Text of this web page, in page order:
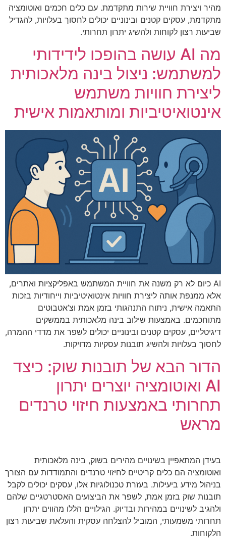
מהיר ויצירת חוויית שירות מתקדמת. עם כלים חכמים ואוטומציה
מתקדמת, עסקים קטנים ובינוניים יכולים לחסוך בעלויות, להגדיל
שביעות רצון לקוחות ולהשיג יתרון תחרותי.
מה AI עושה בהופכו לידידותי
למשתמש: ניצול בינה מלאכותית
ליצירת חוויות משתמש
אינטואיטיביות ומותאמות אישית
AI כיום לא רק משנה את חוויית המשתמש באפליקציות ואתרים,
אלא ממנפת אותה ליצירת חוויות אינטואיטיביות וייחודיות בזכות
התאמה אישית, ניתוח התנהגותי בזמן אמת וצ’אטבוטים
מתוחכמים. באמצעות שילוב בינה מלאכותית בממשקים
דיגיטליים, עסקים קטנים ובינוניים יכולים לשפר את מדדי ההמרה,
לחסוך בעלויות ולהשיג תובנות עסקיות מדויקות.
הדור הבא של תובנות שוק: כיצד
AI ואוטומציה יוצרים יתרון
תחרותי באמצעות חיזוי טרנדים
מראש
בעידן המתאפיין בשינויים מהירים בשוק, בינה מלאכותית
ואוטומציה הם כלים קריטיים לחיזוי טרנדים והתמודדות עם הצורך
בניהול מידע ביעילות. בעזרת טכנולוגיות אלו, עסקים יכולים לקבל
תובנות שוק בזמן אמת, לשפר את הביצועים האסטרטגיים שלהם
ולהגיב לשינויים במהירות ובדיוק. הגילויים הללו מהווים יתרון
תחרותי משמעותי, המוביל להצלחה עסקית והעלאת שביעות רצון
הלקוחות.